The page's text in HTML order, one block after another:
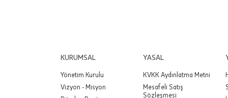
KURUMSAL
Yönetim Kurulu
Vizyon - Misyon
YASAL
KVKK Aydınlatma Metni
Mesafeli Satış
Sözleşmesi
Önemli: